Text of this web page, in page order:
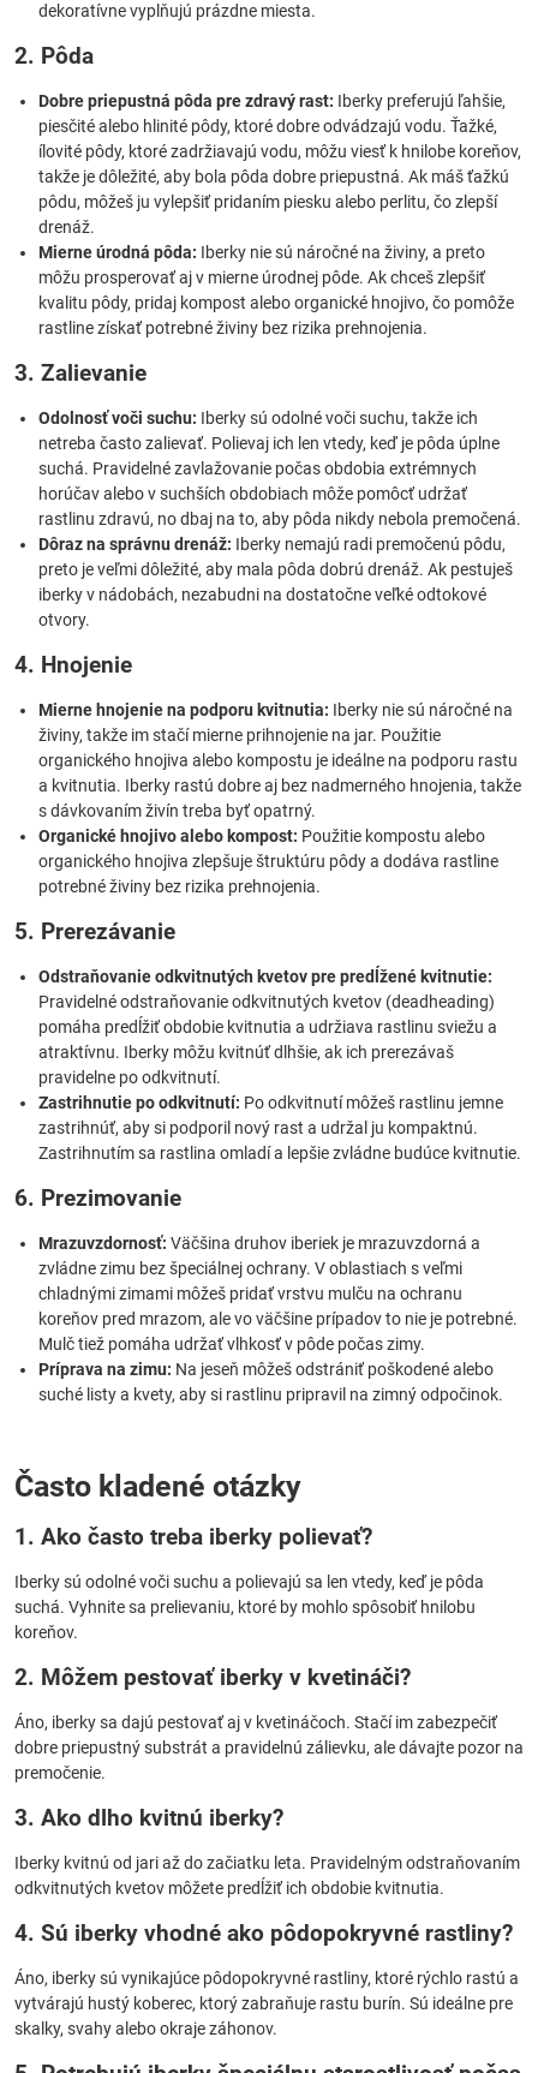
dekoratívne vyplňujú prázdne miesta.
2. Pôda
Dobre priepustná pôda pre zdravý rast: Iberky preferujú ľahšie,
piesčité alebo hlinité pôdy, ktoré dobre odvádzajú vodu. Ťažké,
ílovité pôdy, ktoré zadržiavajú vodu, môžu viesť k hnilobe koreňov,
takže je dôležité, aby bola pôda dobre priepustná. Ak máš ťažkú
pôdu, môžeš ju vylepšiť pridaním piesku alebo perlitu, čo zlepší
drenáž.
Mierne úrodná pôda: Iberky nie sú náročné na živiny, a preto
môžu prosperovať aj v mierne úrodnej pôde. Ak chceš zlepšiť
kvalitu pôdy, pridaj kompost alebo organické hnojivo, čo pomôže
rastline získať potrebné živiny bez rizika prehnojenia.
3. Zalievanie
Odolnosť voči suchu: Iberky sú odolné voči suchu, takže ich
netreba často zalievať. Polievaj ich len vtedy, keď je pôda úplne
suchá. Pravidelné zavlažovanie počas obdobia extrémnych
horúčav alebo v suchších obdobiach môže pomôcť udržať
rastlinu zdravú, no dbaj na to, aby pôda nikdy nebola premočená.
Dôraz na správnu drenáž: Iberky nemajú radi premočenú pôdu,
preto je veľmi dôležité, aby mala pôda dobrú drenáž. Ak pestuješ
iberky v nádobách, nezabudni na dostatočne veľké odtokové
otvory.
4. Hnojenie
Mierne hnojenie na podporu kvitnutia: Iberky nie sú náročné na
živiny, takže im stačí mierne prihnojenie na jar. Použitie
organického hnojiva alebo kompostu je ideálne na podporu rastu
a kvitnutia. Iberky rastú dobre aj bez nadmerného hnojenia, takže
s dávkovaním živín treba byť opatrný.
Organické hnojivo alebo kompost: Použitie kompostu alebo
organického hnojiva zlepšuje štruktúru pôdy a dodáva rastline
potrebné živiny bez rizika prehnojenia.
5. Prerezávanie
Odstraňovanie odkvitnutých kvetov pre predĺžené kvitnutie:
Pravidelné odstraňovanie odkvitnutých kvetov (deadheading)
pomáha predĺžiť obdobie kvitnutia a udržiava rastlinu sviežu a
atraktívnu. Iberky môžu kvitnúť dlhšie, ak ich prerezávaš
pravidelne po odkvitnutí.
Zastrihnutie po odkvitnutí: Po odkvitnutí môžeš rastlinu jemne
zastrihnúť, aby si podporil nový rast a udržal ju kompaktnú.
Zastrihnutím sa rastlina omladí a lepšie zvládne budúce kvitnutie.
6. Prezimovanie
Mrazuvzdornosť: Väčšina druhov iberiek je mrazuvzdorná a
zvládne zimu bez špeciálnej ochrany. V oblastiach s veľmi
chladnými zimami môžeš pridať vrstvu mulču na ochranu
koreňov pred mrazom, ale vo väčšine prípadov to nie je potrebné.
Mulč tiež pomáha udržať vlhkosť v pôde počas zimy.
Príprava na zimu: Na jeseň môžeš odstrániť poškodené alebo
suché listy a kvety, aby si rastlinu pripravil na zimný odpočinok.
Často kladené otázky
1. Ako často treba iberky polievať?
Iberky sú odolné voči suchu a polievajú sa len vtedy, keď je pôda
suchá. Vyhnite sa prelievaniu, ktoré by mohlo spôsobiť hnilobu
koreňov.
2. Môžem pestovať iberky v kvetináči?
Áno, iberky sa dajú pestovať aj v kvetináčoch. Stačí im zabezpečiť
dobre priepustný substrát a pravidelnú zálievku, ale dávajte pozor na
premočenie.
3. Ako dlho kvitnú iberky?
Iberky kvitnú od jari až do začiatku leta. Pravidelným odstraňovaním
odkvitnutých kvetov môžete predĺžiť ich obdobie kvitnutia.
4. Sú iberky vhodné ako pôdopokryvné rastliny?
Áno, iberky sú vynikajúce pôdopokryvné rastliny, ktoré rýchlo rastú a
vytvárajú hustý koberec, ktorý zabraňuje rastu burín. Sú ideálne pre
skalky, svahy alebo okraje záhonov.